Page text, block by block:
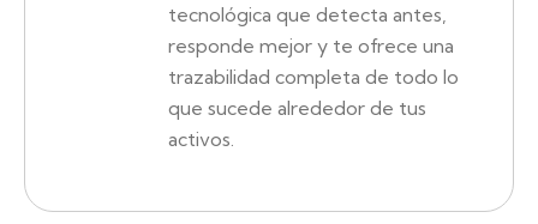
tecnológica que detecta antes,
responde mejor y te ofrece una
trazabilidad completa de todo lo
que sucede alrededor de tus
activos.